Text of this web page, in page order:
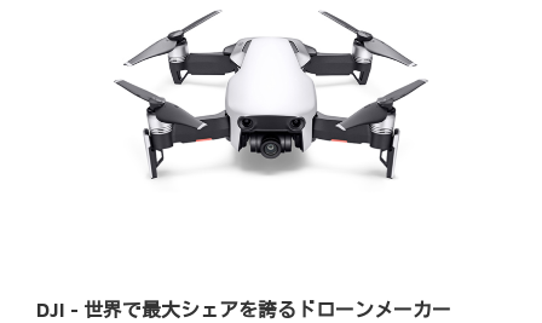
DJI - 世界で最大シェアを誇るドローンメーカー